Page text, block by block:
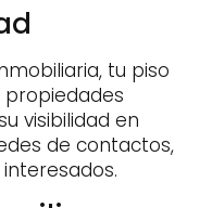
tu piso
propiedades
visibilidad en
de contactos,